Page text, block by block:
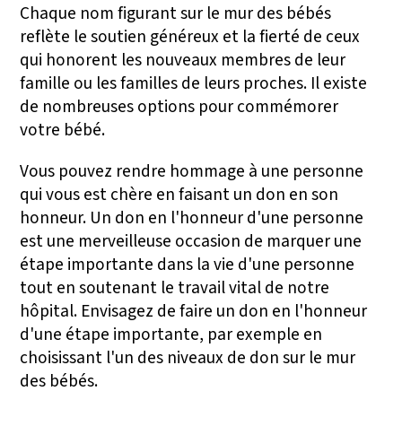
Chaque nom figurant sur le mur des bébés
reflète le soutien généreux et la fierté de ceux
qui honorent les nouveaux membres de leur
famille ou les familles de leurs proches. Il existe
de nombreuses options pour commémorer
votre bébé.
Vous pouvez rendre hommage à une personne
qui vous est chère en faisant un don en son
honneur. Un don en l'honneur d'une personne
est une merveilleuse occasion de marquer une
étape importante dans la vie d'une personne
tout en soutenant le travail vital de notre
hôpital. Envisagez de faire un don en l'honneur
d'une étape importante, par exemple en
choisissant l'un des niveaux de don sur le mur
des bébés.